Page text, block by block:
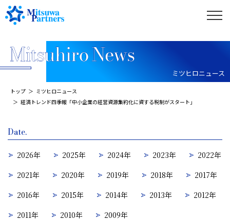
ミツヒロニュース
トップ
ミツヒロニュース
経済トレンド四季報「中小企業の経営資源集約化に資する税制がスタート」
Date.
2026年 2025年 2024年 2023年
2022年
2021年
2020年 2019年 2018年
2017年
2016年
2015年 2014年 2013年
2012年
2011年
2010年 2009年